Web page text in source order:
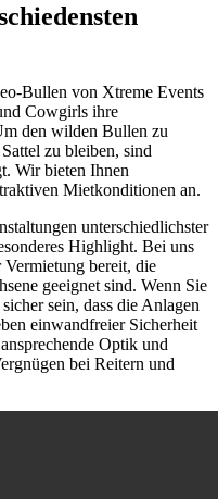
Bullen von Xtreme Events
Cowgirls ihre
den wilden Bullen zu
zu bleiben, sind
Wir bieten Ihnen
Mietkonditionen an.
unterschiedlichster
Highlight. Bei uns
bereit, die
geeignet sind. Wenn Sie
sein, dass die Anlagen
einwandfreier Sicherheit
Optik und
bei Reitern und